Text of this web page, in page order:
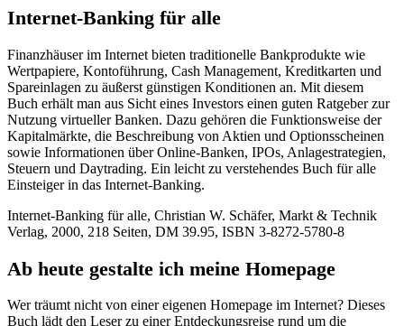
Internet-Banking für alle
Finanzhäuser im Internet bieten traditionelle Bankprodukte wie
Wertpapiere, Kontoführung, Cash Management, Kreditkarten und
Spareinlagen zu äußerst günstigen Konditionen an. Mit diesem
Buch erhält man aus Sicht eines Investors einen guten Ratgeber zur
Nutzung virtueller Banken. Dazu gehören die Funktionsweise der
Kapitalmärkte, die Beschreibung von Aktien und Optionsscheinen
sowie Informationen über Online-Banken, IPOs, Anlagestrategien,
Steuern und Daytrading. Ein leicht zu verstehendes Buch für alle
Einsteiger in das Internet-Banking.
Internet-Banking für alle, Christian W. Schäfer, Markt & Technik
Verlag, 2000, 218 Seiten, DM 39.95, ISBN 3-8272-5780-8
Ab heute gestalte ich meine Homepage
Wer träumt nicht von einer eigenen Homepage im Internet? Dieses
Buch lädt den Leser zu einer Entdeckungsreise rund um die